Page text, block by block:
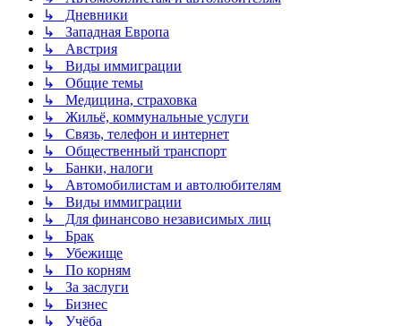
↳ Дневники
↳ Западная Европа
↳ Австрия
↳ Виды иммиграции
↳ Общие темы
↳ Медицина, страховка
↳ Жильё, коммунальные услуги
↳ Связь, телефон и интернет
↳ Общественный транспорт
↳ Банки, налоги
↳ Автомобилистам и автолюбителям
↳ Виды иммиграции
↳ Для финансово независимых лиц
↳ Брак
↳ Убежище
↳ По корням
↳ За заслуги
↳ Бизнес
↳ Учёба